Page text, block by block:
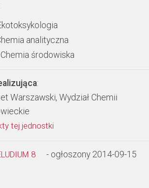
analityczna
środowiska
:
Warszawski, Wydział Chemii
tej jednostki
8 - ogłoszony 2014-09-15